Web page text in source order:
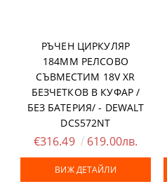
РЪЧЕН ЦИРКУЛЯР
184ММ РЕЛСОВО
СЪВМЕСТИМ 18V XR
БЕЗЧЕТКОВ В КУФАР /
БЕЗ БАТЕРИЯ/ - DEWALT
DCS572NT
€316.49 619.00лв.
ВИЖ ДЕТАЙЛИ